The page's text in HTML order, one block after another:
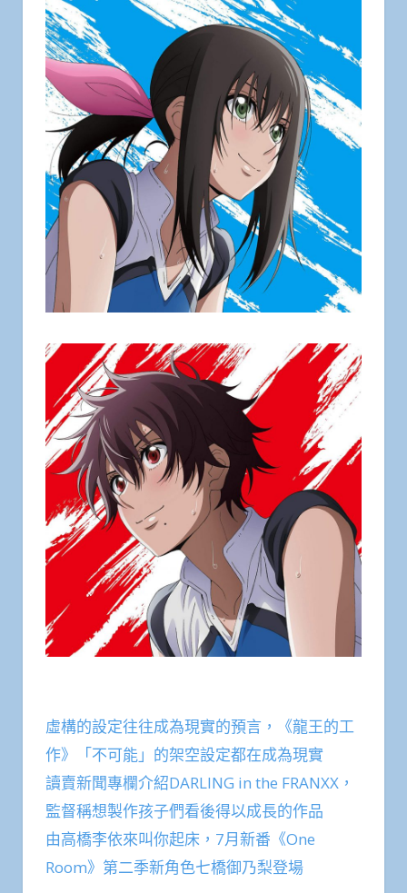
虛構的設定往往成為現實的預言，《龍王的工
作》「不可能」的架空設定都在成為現實
讀賣新聞專欄介紹DARLING in the FRANXX，
監督稱想製作孩子們看後得以成長的作品
由高橋李依來叫你起床，7月新番《One
Room》第二季新角色七橋御乃梨登場